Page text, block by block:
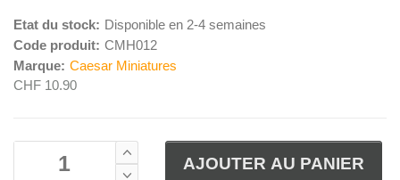
Etat du stock: Disponible en 2-4 semaines
Code produit: CMH012
Marque: Caesar Miniatures
CHF 10.90